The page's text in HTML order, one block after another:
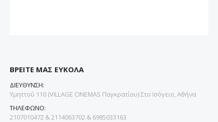
ΒΡΕΙΤΕ ΜΑΣ ΕΥΚΟΛΑ
ΔΙΕΥΘΥΝΣΗ:
Υμηττού 110 (VILLAGE CINEMAS Παγκρατίου) Στο Ισόγειο, Αθήνα
ΤΗΛΕΦΩΝΟ:
2107010472 & 2114063702 & 6985033163